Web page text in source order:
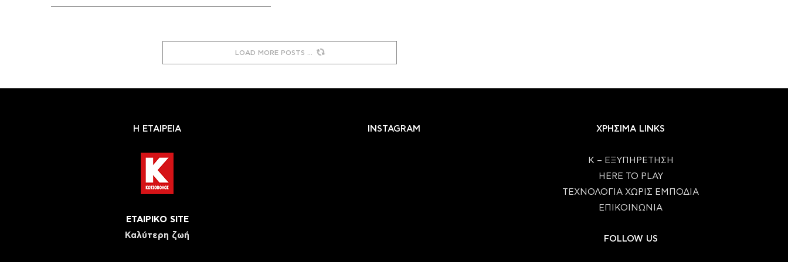
LOAD MORE POSTS
Η ΕΤΑΙΡΕΙΑ
ΕΤΑΙΡΙΚΟ SITE
Καλύτερη ζωή
INSTAGRAM ΧΡΗΣΙΜΑ LINKS
Κ – ΕΞΥΠΗΡΕΤΗΣΗ
HERE TO PLAY
ΤΕΧΝΟΛΟΓΙΑ ΧΩΡΙΣ ΕΜΠΟΔΙΑ
ΕΠΙΚΟΙΝΩΝΙΑ
FOLLOW US